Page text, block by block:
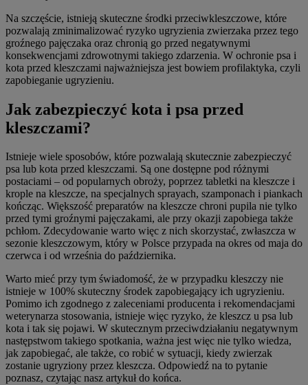
Na szczęście, istnieją skuteczne środki przeciwkleszczowe, które
pozwalają zminimalizować ryzyko ugryzienia zwierzaka przez tego
groźnego pajęczaka oraz chronią go przed negatywnymi
konsekwencjami zdrowotnymi takiego zdarzenia. W ochronie psa i
kota przed kleszczami najważniejsza jest bowiem profilaktyka, czyli
zapobieganie ugryzieniu.
Jak zabezpieczyć kota i psa przed
kleszczami?
Istnieje wiele sposobów, które pozwalają skutecznie zabezpieczyć
psa lub kota przed kleszczami. Są one dostępne pod różnymi
postaciami – od popularnych obroży, poprzez tabletki na kleszcze i
krople na kleszcze, na specjalnych sprayach, szamponach i piankach
kończąc. Większość preparatów na kleszcze chroni pupila nie tylko
przed tymi groźnymi pajęczakami, ale przy okazji zapobiega także
pchłom. Zdecydowanie warto więc z nich skorzystać, zwłaszcza w
sezonie kleszczowym, który w Polsce przypada na okres od maja do
czerwca i od września do października.
Warto mieć przy tym świadomość, że w przypadku kleszczy nie
istnieje w 100% skuteczny środek zapobiegający ich ugryzieniu.
Pomimo ich zgodnego z zaleceniami producenta i rekomendacjami
weterynarza stosowania, istnieje więc ryzyko, że kleszcz u psa lub
kota i tak się pojawi. W skutecznym przeciwdziałaniu negatywnym
następstwom takiego spotkania, ważna jest więc nie tylko wiedza,
jak zapobiegać, ale także, co robić w sytuacji, kiedy zwierzak
zostanie ugryziony przez kleszcza. Odpowiedź na to pytanie
poznasz, czytając nasz artykuł do końca.